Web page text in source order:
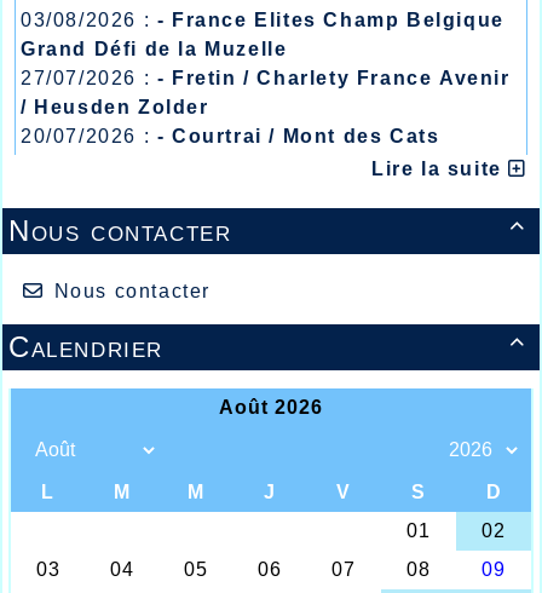
03/08/2026 : - France Elites Champ Belgique
Grand Défi de la Muzelle
27/07/2026 : - Fretin / Charlety France Avenir
/ Heusden Zolder
20/07/2026 : - Courtrai / Mont des Cats
- Lyon / Meeting Abeilles /Lire la suite

Nous contacter
Nous contacter

Calendrier
Gabriel DUPONT St Omer
A une semaine de l’organisation phare de
l’AHVL, les Foulées Halluinoises à l’aube de
leur demi-siècle, les athlètes jaunes et
bleus se sont déplacés pour certains avec
bonheur dans leurs résultats.
Tout d’abord la Course des Marais à St
Omer accueillait la demi-finale des